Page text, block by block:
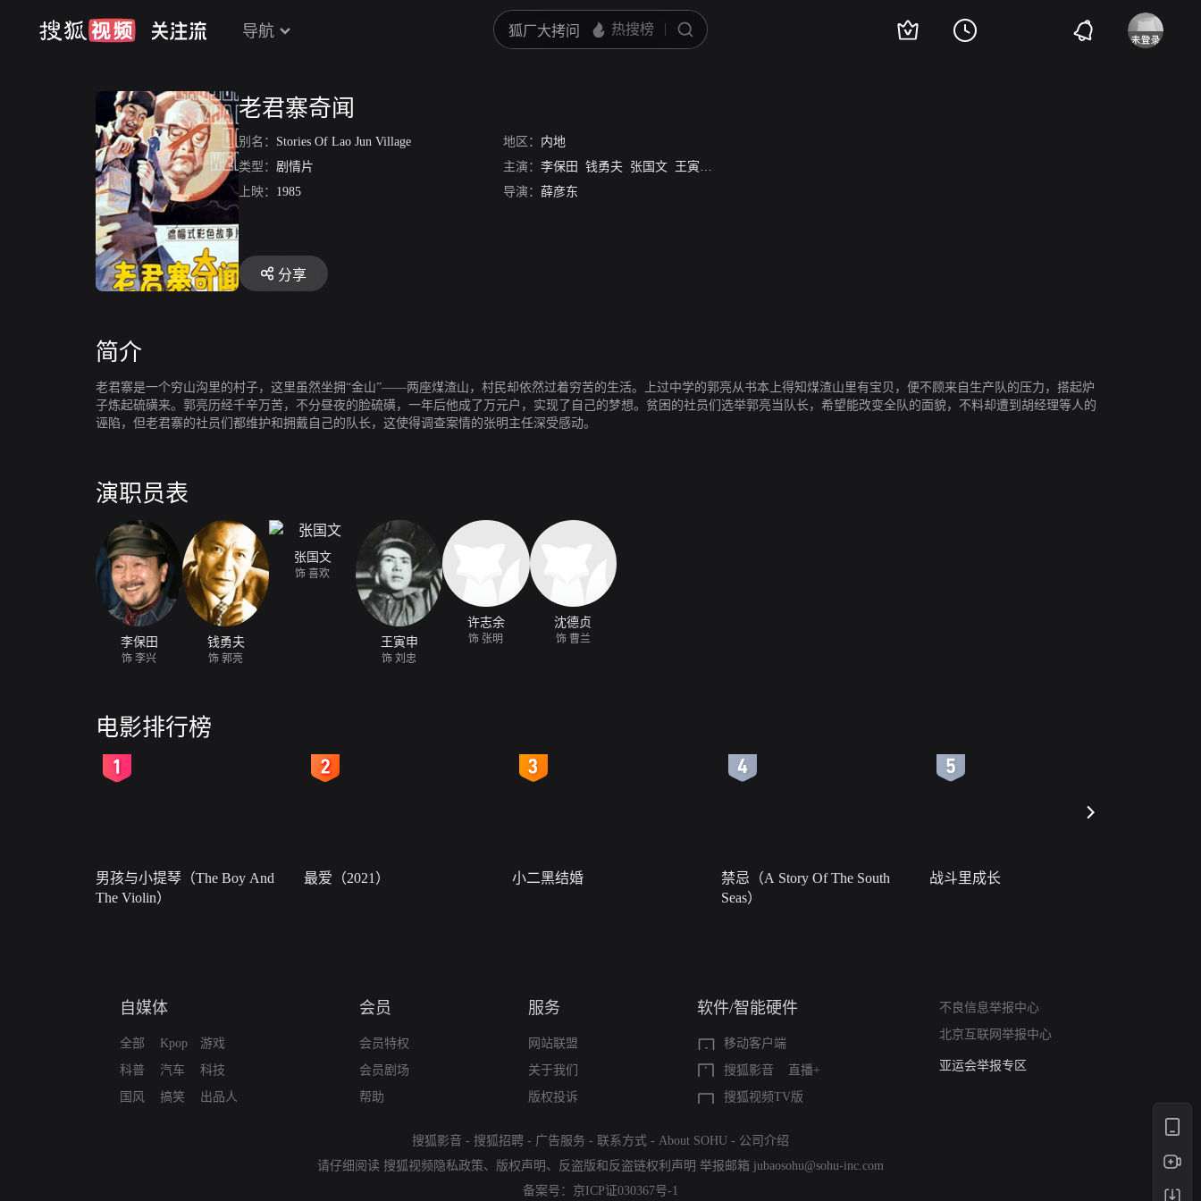
导航
老君寨奇闻
别名： Stories Of Lao Jun Village 地区： 内地
类型： 剧情片 主演： 李保田 钱勇夫 张国文 王寅申
上映： 1985 导演： 薛彦东
分享
简介
老君寨是一个穷山沟里的村子，这里虽然坐拥“金山”——两座煤渣山，村民却依然过着穷苦的生活。上过中学的郭亮从书本上得知煤渣山里有宝贝，便不顾来自生产队的压力，搭起炉
子炼起硫磺来。郭亮历经千辛万苦，不分昼夜的脸硫磺，一年后他成了万元户，实现了自己的梦想。贫困的社员们选举郭亮当队长，希望能改变全队的面貌，不料却遭到胡经理等人的
诬陷，但老君寨的社员们都维护和拥戴自己的队长，这使得调查案情的张明主任深受感动。
演职员表
李保田
饰 李兴
钱勇夫
饰 郭亮
张国文
饰 喜欢
王寅申
饰 刘忠
许志余
饰 张明
沈德贞
饰 曹兰
电影排行榜
男孩与小提琴（The Boy And
The Violin）
最爱（2021） 小二黑结婚
禁忌（A Story Of The South
Seas）
战斗里成长
自媒体
全部
科普
国风
Kpop
汽车
搞笑
游戏
科技
出品人
会员
会员特权
会员剧场
帮助
服务
网站联盟
关于我们
版权投诉
软件/智能硬件
移动客户端
搜狐影音
直播+
搜狐视频TV版
不良信息举报中心
北京互联网举报中心
算法推荐专项举报
亚运会举报专区
搜狐影音 - 搜狐招聘 - 广告服务 - 联系方式 - About SOHU - 公司介绍
请仔细阅读 搜狐视频隐私政策、 版权声明 、 反盗版和反盗链权利声明 举报邮箱 jubaosohu@sohu-inc.com
备案号： 京ICP证030367号-1